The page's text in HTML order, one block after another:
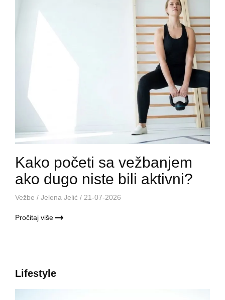
Kako početi sa vežbanjem
ako dugo niste bili aktivni?
Vežbe / Jelena Jelić / 21-07-2026
Pročitaj više
Lifestyle